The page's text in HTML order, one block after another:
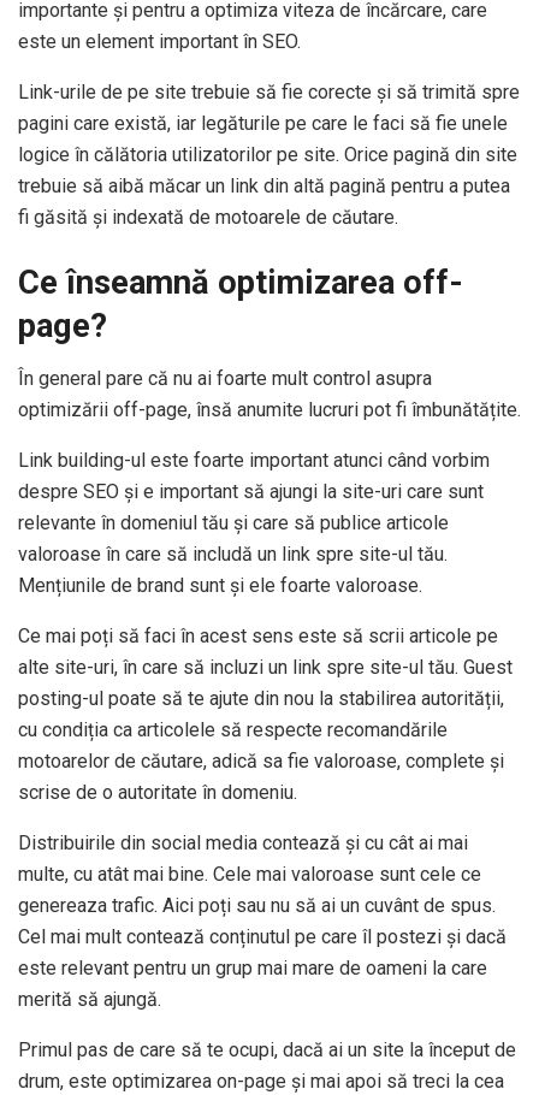
importante și pentru a optimiza viteza de încărcare, care
este un element important în SEO.
Link-urile de pe site trebuie să fie corecte și să trimită spre
pagini care există, iar legăturile pe care le faci să fie unele
logice în călătoria utilizatorilor pe site. Orice pagină din site
trebuie să aibă măcar un link din altă pagină pentru a putea
fi găsită și indexată de motoarele de căutare.
Ce înseamnă optimizarea off-
page?
În general pare că nu ai foarte mult control asupra
optimizării off-page, însă anumite lucruri pot fi îmbunătățite.
Link building-ul este foarte important atunci când vorbim
despre SEO și e important să ajungi la site-uri care sunt
relevante în domeniul tău și care să publice articole
valoroase în care să includă un link spre site-ul tău.
Mențiunile de brand sunt și ele foarte valoroase.
Ce mai poți să faci în acest sens este să scrii articole pe
alte site-uri, în care să incluzi un link spre site-ul tău. Guest
posting-ul poate să te ajute din nou la stabilirea autorității,
cu condiția ca articolele să respecte recomandările
motoarelor de căutare, adică sa fie valoroase, complete și
scrise de o autoritate în domeniu.
Distribuirile din social media contează și cu cât ai mai
multe, cu atât mai bine. Cele mai valoroase sunt cele ce
genereaza trafic. Aici poți sau nu să ai un cuvânt de spus.
Cel mai mult contează conținutul pe care îl postezi și dacă
este relevant pentru un grup mai mare de oameni la care
merită să ajungă.
Primul pas de care să te ocupi, dacă ai un site la început de
drum, este optimizarea on-page și mai apoi să treci la cea